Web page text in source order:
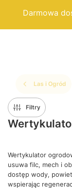
Darmowa
Las i Ogród
Filtry
Wertykulator
usuwa filc, mech i
dostęp wody,
wspierając